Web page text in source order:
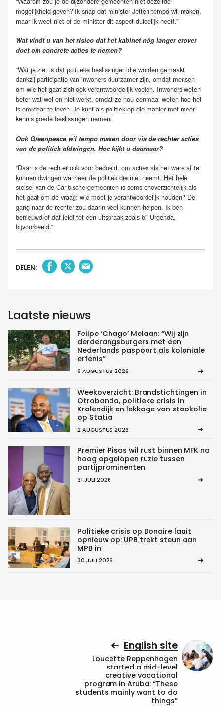
mogelijkheid geven? Ik snap dat minister Jetten tempo wil maken,
maar ik weet niet of de minister dit aspect duidelijk heeft.”
Wat vindt u van het risico dat het kabinet nóg langer erover
doet om concrete acties te nemen?
“Wat je ziet is dat politieke beslissingen die worden gemaakt
dankzij participatie van inwoners duurzamer zijn, omdat mensen
om wie het gaat zich ook verantwoordelijk voelen. Inwoners weten
beter wat wel en niet werkt, omdat ze nou eenmaal weten hoe het
is om daar te leven. Je kunt als politiek op die manier met meer
kennis goede beslissingen nemen.”
Ook Greenpeace wil tempo maken door via de rechter acties
van de politiek afdwingen. Hoe kijkt u daarnaar?
“Daar is de rechter ook voor bedoeld, om acties als het ware af te
kunnen dwingen wanneer de politiek die niet neemt. Het hele
stelsel van de Caribische gemeenten is soms onoverzichtelijk als
het gaat om de vraag: wie moet je verantwoordelijk houden? De
gang naar de rechter zou daarin veel kunnen helpen. Ik ben
benieuwd of dat leidt tot een uitspraak zoals bij Urgenda,
bijvoorbeeld.”
DELEN:
Laatste nieuws
Felipe ‘Chago’ Melaan: “Wij zijn
derderangsburgers met een
Nederlands paspoort als koloniale
erfenis”
6 AUGUSTUS 2026
Weekoverzicht: Brandstichtingen in
Otrobanda, politieke crisis in
Kralendijk en lekkage van stookolie
op Statia
2 AUGUSTUS 2026
Premier Pisas wil rust binnen MFK na
hoog opgelopen ruzie tussen
partijprominenten
31 JULI 2026
Politieke crisis op Bonaire laait
opnieuw op: UPB trekt steun aan
MPB in
30 JULI 2026
English site
Loucette Reppenhagen
started a mid-level
creative vocational
program in Aruba: “These
students mainly want to do
things”